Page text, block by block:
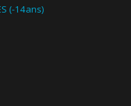
(-14ans)